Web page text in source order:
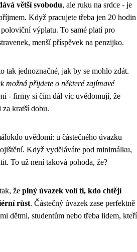
větší svobodu, ale ruku na srdce - je
Když pracujete třeba jen 20 hodin
výplatu. To samé platí pro
menší příspěvek na penzijko.
tak jednoznačné, jak by se mohlo zdát.
možná přijdete o některé zajímavé
- firmy si čím dál víc uvědomují, že
kratší dobu.
uvědomí: u částečného úvazku
Když vyděláváte pod minimálku,
To už není taková pohoda, že?
že plný úvazek volí ti, kdo chtějí
růst. Částečný úvazek zase perfektně
dětmi, studentům nebo třeba lidem, kteří